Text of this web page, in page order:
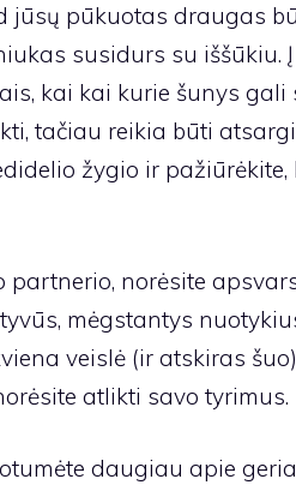
jūsų pūkuotas draugas
susidurs su iššūkiu.
kai kai kurie šunys gali
tačiau reikia būti
žygio ir
partnerio, norėsite
mėgstantys
veislė (ir atskiras
atlikti savo tyrimus.
daugiau apie